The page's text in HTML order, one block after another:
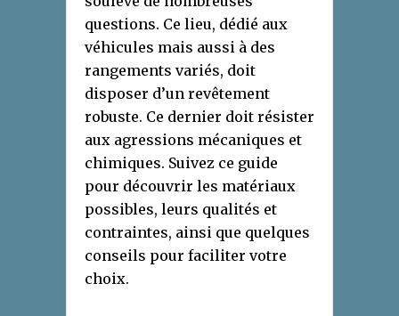
questions. Ce lieu, dédié aux
véhicules mais aussi à des
rangements variés, doit
disposer d’un revêtement
robuste. Ce dernier doit résister
aux agressions mécaniques et
chimiques. Suivez ce guide
pour découvrir les matériaux
possibles, leurs qualités et
contraintes, ainsi que quelques
conseils pour faciliter votre
choix.